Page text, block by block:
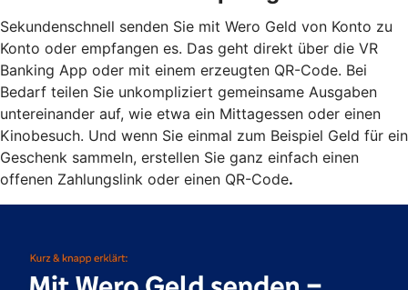
Sekundenschnell senden Sie mit Wero Geld von Konto zu
Konto oder empfangen es. Das geht direkt über die VR
Banking App oder mit einem erzeugten QR-Code. Bei
Bedarf teilen Sie unkompliziert gemeinsame Ausgaben
untereinander auf, wie etwa ein Mittagessen oder einen
Kinobesuch. Und wenn Sie einmal zum Beispiel Geld für ein
Geschenk sammeln, erstellen Sie ganz einfach einen
offenen Zahlungslink oder einen QR-Code.